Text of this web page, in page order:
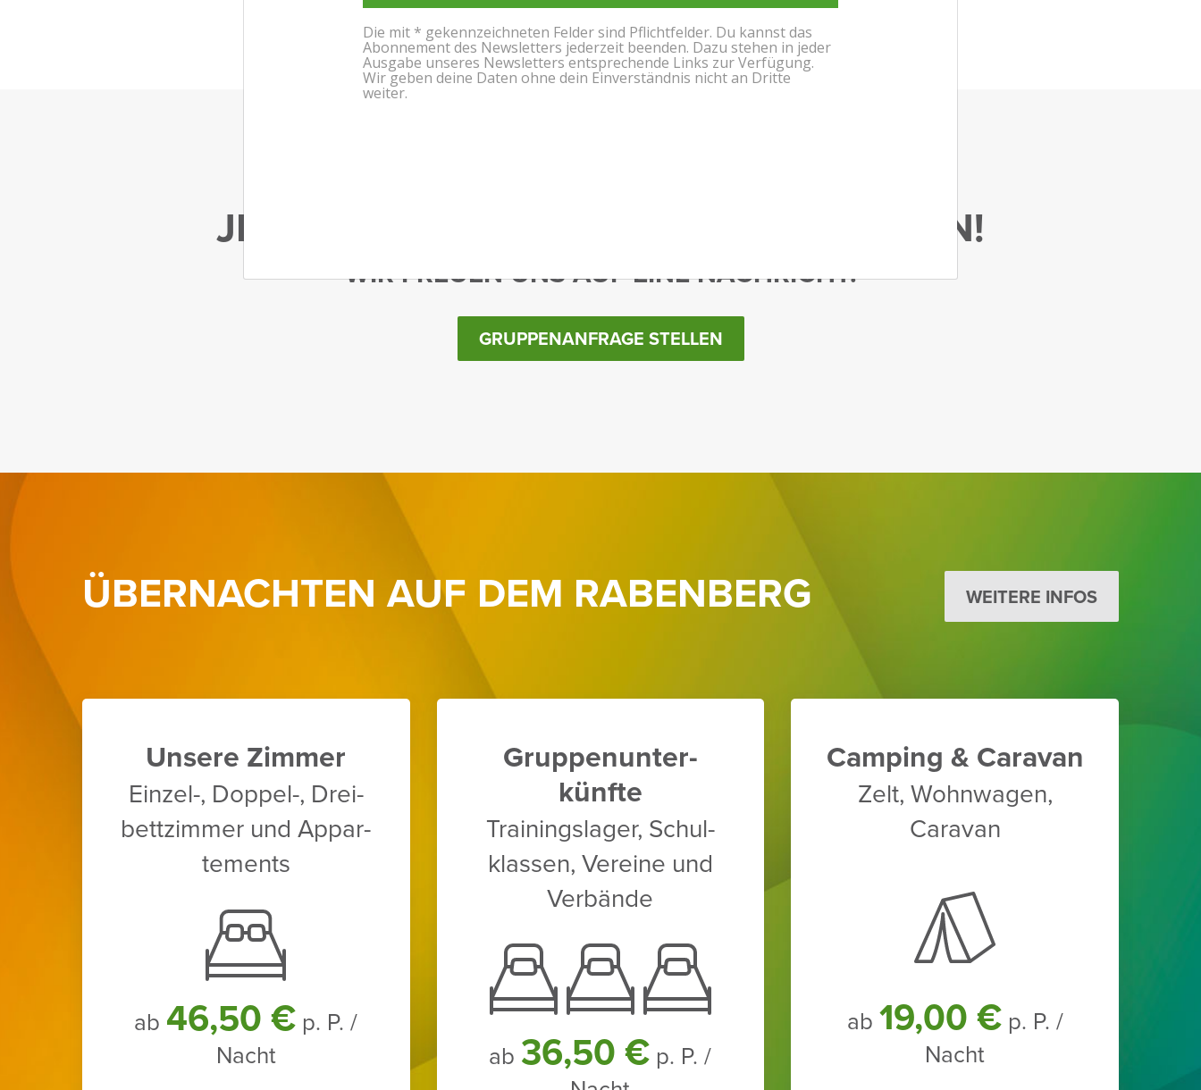
JETZT EIN TRAI­NINGS­LAGER ANFRAGEN!
WIR FREUEN UNS AUF EINE NACH­RICHT:
GRUPPENANFRAGE STELLEN
ÜBERNACHTEN AUF DEM RABEN­BERG WEITERE INFOS
Unsere Zimmer
Einzel-, Doppel-, Drei­
bett­zimmer und Appar­
te­ments
ab 46,50 € p. P. /
Nacht
Grup­pen­un­ter­
künfte
Trai­nings­lager, Schul­
klassen, Vereine und
Verbände
ab 36,50 € p. P. /
Camping & Caravan
Zelt, Wohn­wagen,
Caravan
ab 19,00 €p. P. /
Nacht